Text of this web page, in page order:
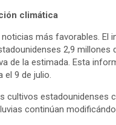
climática
más favorables. El
2,9
de la estimada. Esta
el 9 de julio.
cultivos estadounidenses
continúan